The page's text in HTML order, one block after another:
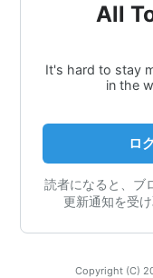
All
It's hard to stay
in the
ロ
読者になると、ブ
更新通知を受
Copyright (C)